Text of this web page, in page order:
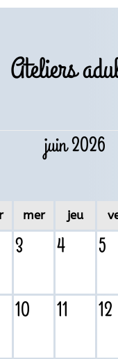
Ateliers
juin 2026
mer jeu
3 4 5
10 11 12